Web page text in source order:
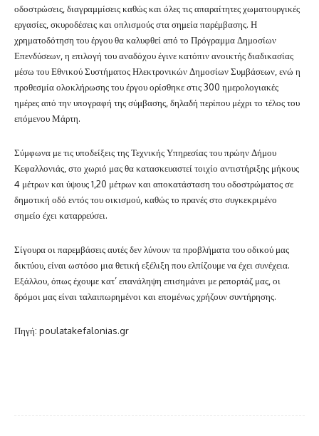
οδοστρώσεις, διαγραμμίσεις καθώς και όλες τις απαραίτητες χωματουργικές
εργασίες, σκυροδέσεις και οπλισμούς στα σημεία παρέμβασης. Η
χρηματοδότηση του έργου θα καλυφθεί από το Πρόγραμμα Δημοσίων
Επενδύσεων, η επιλογή του αναδόχου έγινε κατόπιν ανοικτής διαδικασίας
μέσω του Εθνικού Συστήματος Ηλεκτρονικών Δημοσίων Συμβάσεων, ενώ η
προθεσμία ολοκλήρωσης του έργου ορίσθηκε στις 300 ημερολογιακές
ημέρες από την υπογραφή της σύμβασης, δηλαδή περίπου μέχρι το τέλος του
επόμενου Μάρτη.
Σύμφωνα με τις υποδείξεις της Τεχνικής Υπηρεσίας του πρώην Δήμου
Κεφαλλονιάς, στο χωριό μας θα κατασκευαστεί τοιχίο αντιστήριξης μήκους
4 μέτρων και ύψους 1,20 μέτρων και αποκατάσταση του οδοστρώματος σε
δημοτική οδό εντός του οικισμού, καθώς το πρανές στο συγκεκριμένο
σημείο έχει καταρρεύσει.
Σίγουρα οι παρεμβάσεις αυτές δεν λύνουν τα προβλήματα του οδικού μας
δικτύου, είναι ωστόσο μια θετική εξέλιξη που ελπίζουμε να έχει συνέχεια.
Εξάλλου, όπως έχουμε κατ’ επανάληψη επισημάνει με ρεπορτάζ μας, οι
δρόμοι μας είναι ταλαιπωρημένοι και επομένως χρήζουν συντήρησης.
Πηγή: poulatakefalonias.gr